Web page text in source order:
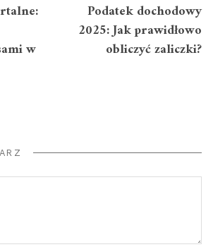
w
Podatek dochodowy
2025: Jak prawidłowo
obliczyć zaliczki?